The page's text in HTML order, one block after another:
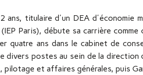
ans, titulaire d'un DEA d'économie
Paris), débute sa carrière
quatre ans dans le cabinet de
divers postes au sein de la
et affaires générales, puis